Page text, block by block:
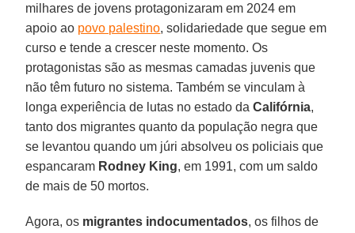
milhares de jovens protagonizaram em 2024 em
apoio ao povo palestino, solidariedade que segue em
curso e tende a crescer neste momento. Os
protagonistas são as mesmas camadas juvenis que
não têm futuro no sistema. Também se vinculam à
longa experiência de lutas no estado daCalifórnia,
tanto dos migrantes quanto da população negra que
se levantou quando um júri absolveu os policiais que
espancaram Rodney King, em 1991, com um saldo
de mais de 50 mortos.
Agora, os migrantes indocumentados, os filhos de